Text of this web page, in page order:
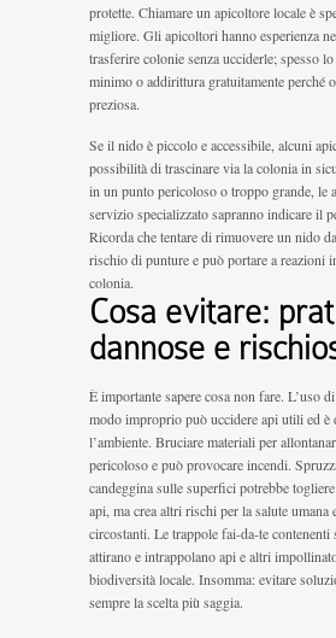
protette. Chiamare un apicoltore locale è
migliore. Gli apicoltori hanno esperienza
trasferire colonie senza ucciderle; spesso
minimo o addirittura gratuitamente perché
preziosa.
Se il nido è piccolo e accessibile, alcuni
possibilità di trascinare via la colonia in
in un punto pericoloso o troppo grande, le
servizio specializzato sapranno indicare il
Ricorda che tentare di rimuovere un nido
rischio di punture e può portare a reazioni
colonia.
Cosa evitare:
dannose e
È importante sapere cosa non fare. L’uso
modo improprio può uccidere api utili ed è
l’ambiente. Bruciare materiali per
pericoloso e può provocare incendi.
candeggina sulle superfici potrebbe
api, ma crea altri rischi per la salute umana
circostanti. Le trappole fai-da-te contenenti
attirano e intrappolano api e altri
biodiversità locale. Insomma: evitare
sempre la scelta più saggia.